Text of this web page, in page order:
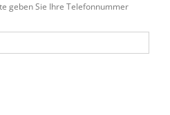
geben Sie Ihre Telefonnummer